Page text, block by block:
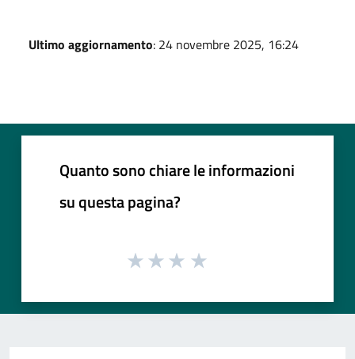
Ultimo aggiornamento: 24 novembre 2025, 16:24
Quanto sono chiare le informazioni
su questa pagina?